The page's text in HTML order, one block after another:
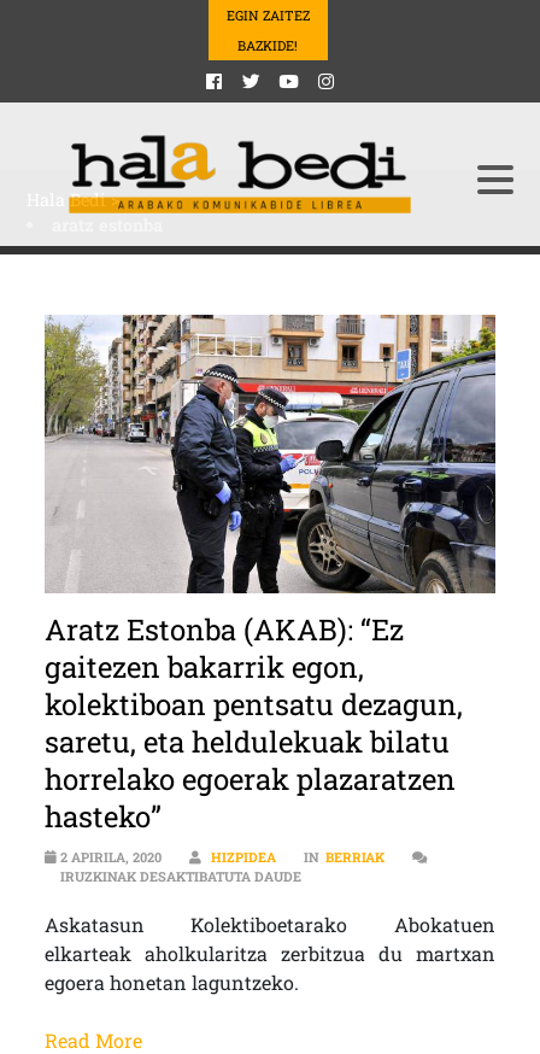
EGIN ZAITEZ
BAZKIDE!
Hala Bedi>
Aratz Estonba (AKAB): “Ez
gaitezen bakarrik egon,
kolektiboan pentsatu dezagun,
saretu, eta heldulekuak bilatu
horrelako egoerak plazaratzen
hasteko”
2 APIRILA, 2020 HIZPIDEA IN BERRIAK
IRUZKINAK DESAKTIBATUTA DAUDEARATZ ESTONBA (AKAB): “EZ
Askatasun Kolektiboetarako Abokatuen
elkarteak aholkularitza zerbitzua du martxan
egoera honetan laguntzeko.
Read More